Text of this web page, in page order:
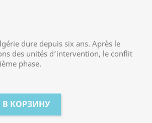
dure depuis six ans. Après le
des unités d’intervention, le conflit
phase.
В КОРЗИНУ